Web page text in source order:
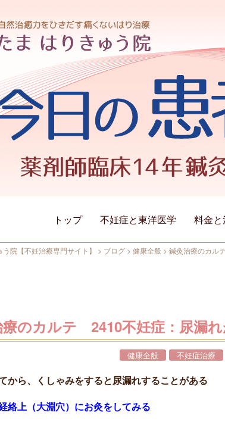
トップ 不妊症と東洋医学 料金
院【不妊治療専門サイト】 > ブログ > 健康全般 > 鍼灸治療のカル
療のカルテ 2410不妊症：尿漏
健康全般 不妊症治療
から、くしゃみをすると尿漏れすることがある
絡上（大淵穴）にお灸をしてみる